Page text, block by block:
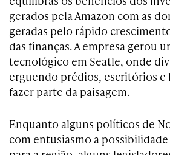
gerados pela Amazon com as
geradas pelo rápido
das finanças. A empresa gerou
tecnológico em Seatle, onde
erguendo prédios, escritórios e
fazer parte da paisagem.
Enquanto alguns políticos de
com entusiasmo a